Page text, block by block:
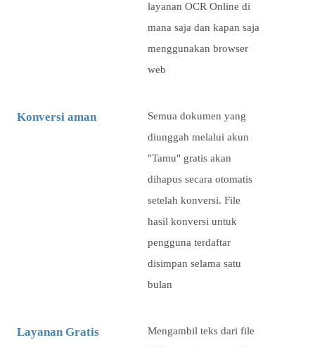
layanan OCR Online di
mana saja dan kapan saja
menggunakan browser
web
Konversi aman
Semua dokumen yang
diunggah melalui akun
"Tamu" gratis akan
dihapus secara otomatis
setelah konversi. File
hasil konversi untuk
pengguna terdaftar
disimpan selama satu
bulan
Layanan Gratis
Mengambil teks dari file